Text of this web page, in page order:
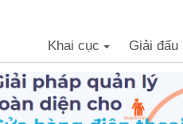
Khai cục Giải đấu